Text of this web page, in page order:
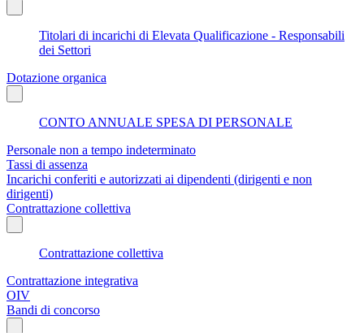
Titolari di incarichi di Elevata Qualificazione - Responsabili
dei Settori
Dotazione organica
CONTO ANNUALE SPESA DI PERSONALE
Personale non a tempo indeterminato
Tassi di assenza
Incarichi conferiti e autorizzati ai dipendenti (dirigenti e non
dirigenti)
Contrattazione collettiva
Contrattazione collettiva
Contrattazione integrativa
OIV
Bandi di concorso